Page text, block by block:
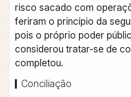
risco sacado com
feriram o princípio da
pois o próprio poder
considerou tratar-se de
completou.
Conciliação